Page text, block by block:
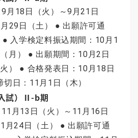
月18日（火）～9月21日
29日（土） ● 出願許可通
入学検定料振込期間：10月1
月） ● 出願期間：10月2日
） ● 合格発表日：10月18日
切日：11月1日（木）
試）Ⅱ-b期
月13日（火）～11月16日
月24日（土） ● 出願許可通